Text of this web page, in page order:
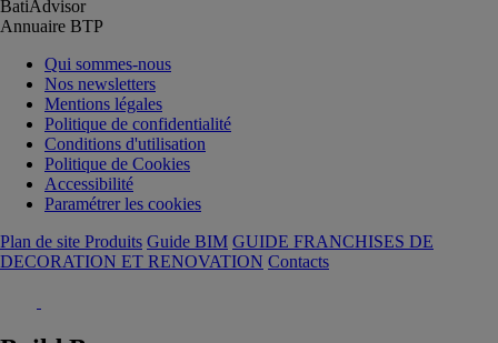
BatiAdvisor
Annuaire BTP
Qui sommes-nous
Nos newsletters
Mentions légales
Politique de confidentialité
Conditions d'utilisation
Politique de Cookies
Accessibilité
Paramétrer les cookies
Plan de site Produits Guide BIM GUIDE FRANCHISES DE
DECORATION ET RENOVATION Contacts